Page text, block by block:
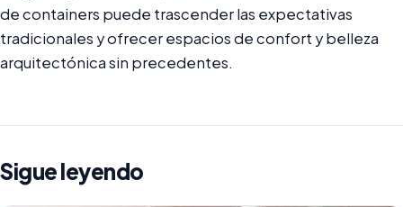
de containers puede trascender las expectativas
tradicionales y ofrecer espacios de confort y belleza
arquitectónica sin precedentes.
Sigue leyendo